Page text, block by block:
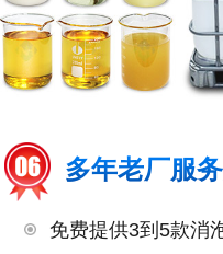
多年老厂服
免费提供3到5款消